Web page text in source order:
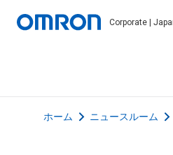
Corporate |
ホーム ニュースルーム